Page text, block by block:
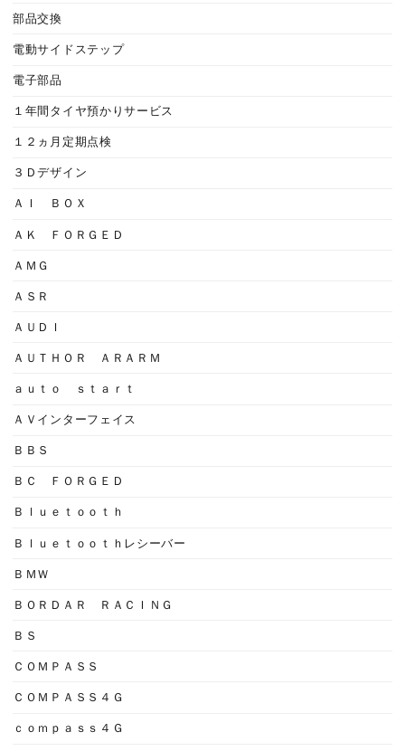
部品交換
電動サイドステップ
電子部品
１年間タイヤ預かりサービス
１２ヵ月定期点検
３Ｄデザイン
ＡＩ ＢＯＸ
ＡＫ ＦＯＲＧＥＤ
ＡＭＧ
ＡＳＲ
ＡＵＤＩ
ＡＵＴＨＯＲ ＡＲＡＲＭ
ａｕｔｏ ｓｔａｒｔ
ＡＶインターフェイス
ＢＢＳ
ＢＣ ＦＯＲＧＥＤ
Ｂｌｕｅｔｏｏｔｈ
Ｂｌｕｅｔｏｏｔｈレシーバー
ＢＭＷ
ＢＯＲＤＡＲ ＲＡＣＩＮＧ
ＢＳ
ＣＯＭＰＡＳＳ
ＣＯＭＰＡＳＳ４Ｇ
ｃｏｍｐａｓｓ４Ｇ